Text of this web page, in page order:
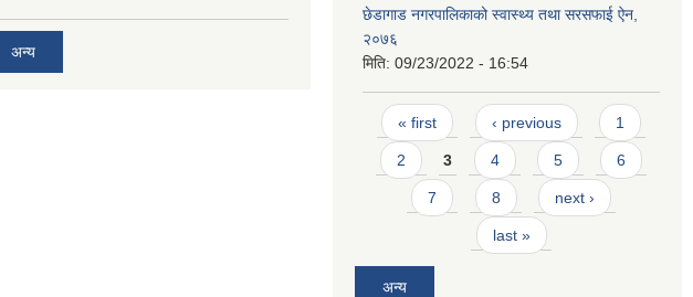
अन्य
छेडागाड नगरपालिकाको स्वास्थ्य तथा सरसफाई ऐन,
२०७६
मिति: 09/23/2022 - 16:54
Pages
« first ‹ previous 1
2 3 4 5 6
7 8 next ›
last »
अन्य